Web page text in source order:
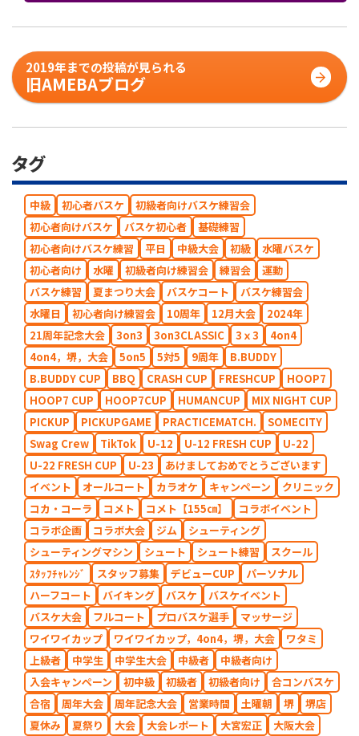
2019年までの投稿が見られる
旧AMEBAブログ
タグ
中級 初心者バスケ
初級者向けバスケ練習会
初心者向けバスケ
バスケ初心者
基礎練習
初心者向けバスケ練習
平日 中級大会 初級
水曜バスケ
初心者向け
水曜 初級者向け練習会 練習会
運動
バスケ練習
夏まつり大会 バスケコート
バスケ練習会
水曜日
初心者向け練習会 10周年 12月大会
2024年
21周年記念大会
3on3 3on3CLASSIC 3ｘ3
4on4
4on4，堺，大会
5on5 5対5 9周年
B.BUDDY
B.BUDDY CUP
BBQ CRASH CUP FRESHCUP
HOOP7
HOOP7 CUP
HOOP7CUP HUMANCUP
MIX NIGHT CUP
PICKUP
PICKUPGAME PRACTICEMATCH.
SOMECITY
Swag Crew
TikTok U-12 U-12 FRESH CUP
U-22
U-22 FRESH CUP
U-23
あけましておめでとうございます
イベント
オールコート カラオケ キャンペーン
クリニック
コカ・コーラ
コメト コメト【155㎝】
コラボイベント
コラボ企画
コラボ大会 ジム
シューティング
シューティングマシン
シュート シュート練習
スクール
ｽﾀｯﾌﾁｬﾚﾝｼﾞ
スタッフ募集 デビューCUP
パーソナル
ハーフコート
バイキング バスケ
バスケイベント
バスケ大会
フルコート プロバスケ選手
マッサージ
ワイワイカップ
ワイワイカップ，4on4，堺，大会
ワタミ
上級者
中学生 中学生大会 中級者
中級者向け
入会キャンペーン
初中級 初級者 初級者向け
合コンバスケ
合宿
周年大会 周年記念大会 営業時間 土曜朝 堺
堺店
夏休み
夏祭り 大会 大会レポート 大宮宏正
大阪大会